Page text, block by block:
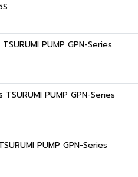
PUMP GPN-Series
PUMP GPN-Series
PUMP GPN-Series